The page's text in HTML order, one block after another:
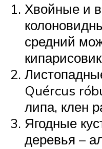
Хвойные и
средний
Quércus
липа, клен
Ягодные
деревья –